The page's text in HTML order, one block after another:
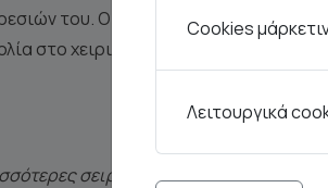
του. Οι καινοτόμες συλλογές
στο χειρισμό, την αντοχή στην
σειρές που διαθέτει ο
Cookies
Λειτουργικά